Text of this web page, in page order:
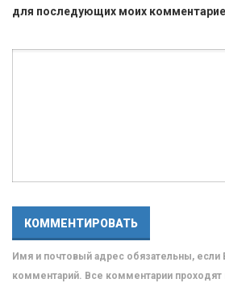
для последующих моих
Имя и почтовый адрес обязательны, если
комментарий. Все комментарии